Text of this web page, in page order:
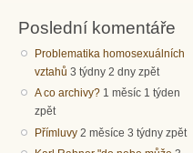
Poslední komentáře
Problematika homosexuálních
vztahů 3 týdny 2 dny zpět
A co archivy? 1 měsíc 1 týden
zpět
Přímluvy 2 měsíce 3 týdny zpět